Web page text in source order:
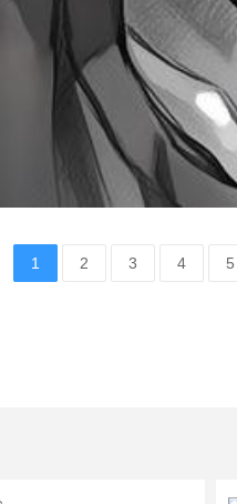
1 2 3 4 5